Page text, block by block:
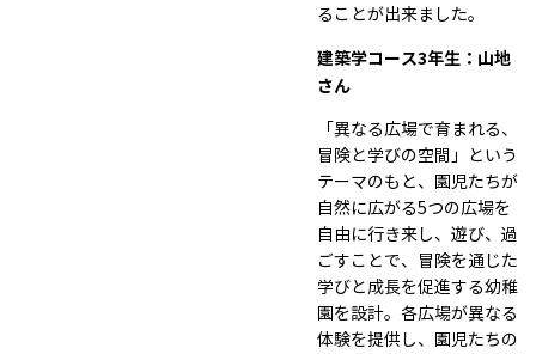
ることが出来ました。
建築学コース3年生：山地
さん
「異なる広場で育まれる、
冒険と学びの空間」という
テーマのもと、園児たちが
自然に広がる5つの広場を
自由に行き来し、遊び、過
ごすことで、冒険を通じた
学びと成長を促進する幼稚
園を設計。各広場が異なる
体験を提供し、園児たちの